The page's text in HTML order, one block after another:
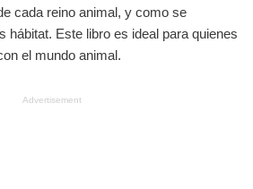
cada reino animal, y como se
hábitat. Este libro es ideal para quienes
el mundo animal.
Advertisement